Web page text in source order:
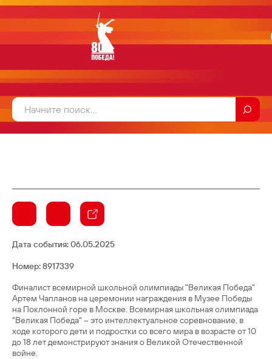
Дата события:06.05.2025
Номер: 8917339
Финалист всемирной школьной олимпиады "Великая Победа"
Артем Чапланов на церемонии награждения в Музее Победы
на Поклонной горе в Москве. Всемирная школьная олимпиада
"Великая Победа" – это интеллектуальное соревнование, в
ходе которого дети и подростки со всего мира в возрасте от 10
до 18 лет демонстрируют знания о Великой Отечественной
войне.